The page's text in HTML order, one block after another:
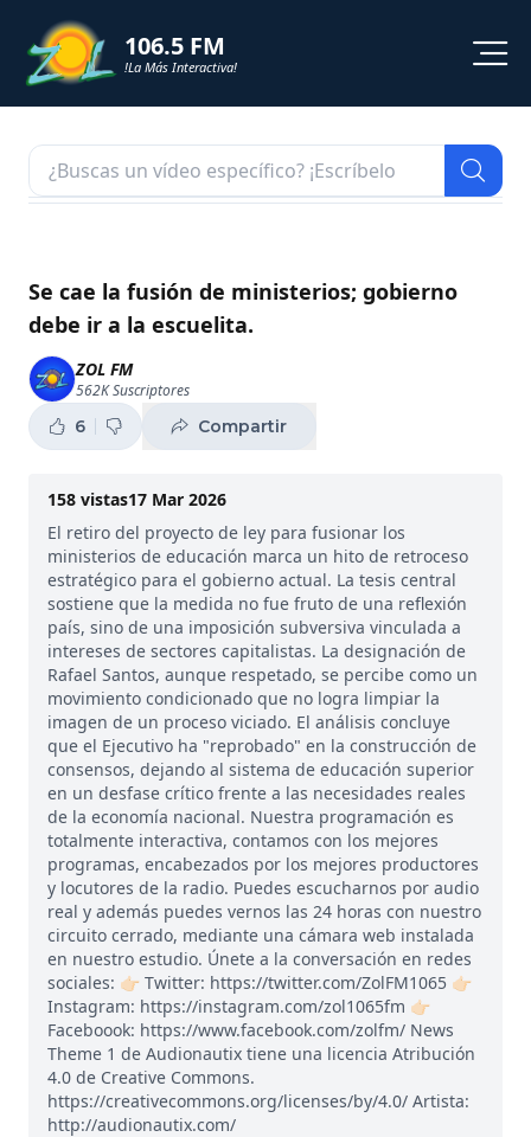
106.5 FM
!La Más Interactiva!
NOTICIAS
SHORTS
PODCAST
ZOL TV
Se cae la fusión de ministerios; gobierno
debe ir a la escuelita.
ZOL FM
562KSuscriptores
6 Compartir
158 vistas17 Mar 2026
El retiro del proyecto de ley para fusionar los
ministerios de educación marca un hito de retroceso
estratégico para el gobierno actual. La tesis central
sostiene que la medida no fue fruto de una reflexión
país, sino de una imposición subversiva vinculada a
intereses de sectores capitalistas. La designación de
Rafael Santos, aunque respetado, se percibe como un
movimiento condicionado que no logra limpiar la
imagen de un proceso viciado. El análisis concluye
que el Ejecutivo ha "reprobado" en la construcción de
consensos, dejando al sistema de educación superior
en un desfase crítico frente a las necesidades reales
de la economía nacional. Nuestra programación es
totalmente interactiva, contamos con los mejores
programas, encabezados por los mejores productores
y locutores de la radio. Puedes escucharnos por audio
real y además puedes vernos las 24 horas con nuestro
circuito cerrado, mediante una cámara web instalada
en nuestro estudio. Únete a la conversación en redes
sociales: 👉🏻 Twitter: https://twitter.com/ZolFM1065 👉🏻
Instagram: https://instagram.com/zol1065fm 👉🏻
Faceboook: https://www.facebook.com/zolfm/ News
Theme 1 de Audionautix tiene una licencia Atribución
4.0 de Creative Commons.
https://creativecommons.org/licenses/by/4.0/ Artista:
http://audionautix.com/